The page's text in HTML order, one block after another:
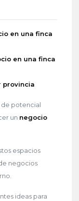
en una finca
en una finca
provincia
de potencial
un negocio
espacios
negocios
ideas para